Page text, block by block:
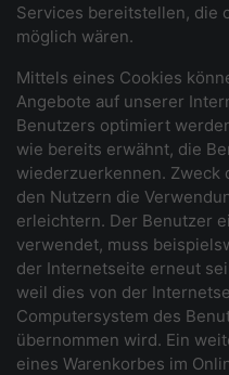
Services bereitstellen, die
möglich wären.
Mittels eines Cookies
Angebote auf unserer
Benutzers optimiert
wie bereits erwähnt, die
wiederzuerkennen. Zweck
den Nutzern die
erleichtern. Der Benutzer
verwendet, muss
der Internetseite erneut
weil dies von der
Computersystem des
übernommen wird. Ein
eines Warenkorbes im